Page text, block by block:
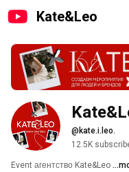
Kate&Leo
@kate.i.leo.
12.5K
Event агентство Kate&Leo